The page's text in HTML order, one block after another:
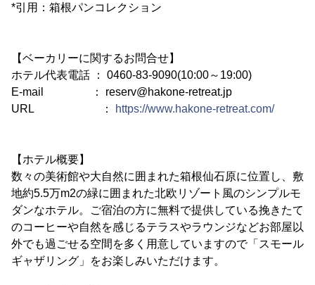
*引用：箱根パンコレクション
【ベーカリーに関するお問合せ】
ホテル代表電話 ： 0460-83-9090(10:00～19:00)
E-mail ： reserv@hakone-retreat.jp
URL ：
https://www.hakone-retreat.com/
【ホテル概要】
数々の美術館や大自然に囲まれた箱根仙石原に位置し、敷
地約5.5万m2の緑に囲まれた北欧リゾート風のシンプルモ
ダンなホテル。ご宿泊の方に無料で提供している挽きたて
のコーヒーや自然を感じるテラスやラウンジなどお部屋以
外でも過ごせる空間を多く用意していますので「スモール
ギャザリング」をお楽しみいただけます。